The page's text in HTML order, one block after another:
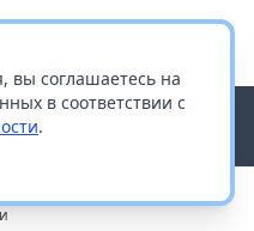
вы соглашаетесь на
в соответствии с
.